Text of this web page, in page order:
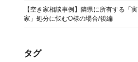
【空き家相談事例】隣県に所有する「実
家」処分に悩むO様の場合/後編
タグ